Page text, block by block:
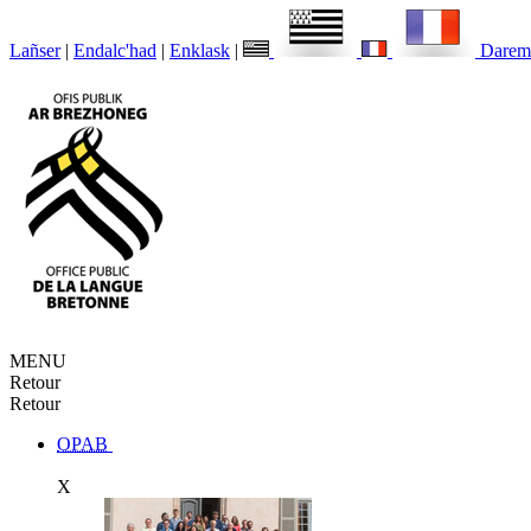
Lañser | Endalc'had | Enklask |
MENU
Retour
Retour
OPAB
X